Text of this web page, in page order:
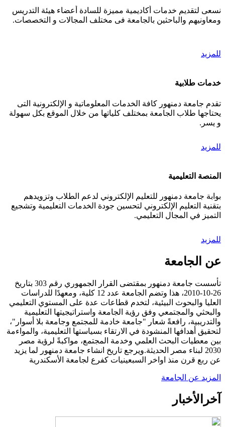
نسعى لتقديم خدمات أكاديمية مميزة للسادة أعضاء هيئة التدريس
ومعاونيهم والباحثين بالجامعة فى مختلف المجالات و التخصصات.
للمزيد
خدمات طلابية
تقدم جامعة دمنهور كافة الخدمات المعلوماتية و الإلكترونية التى
يحتاجها طلاب الجامعة بمختلف كلياتها من خلال الموقع بكل سهولة
و يسر.
للمزيد
المنصة التعليمية
بوابة جامعة دمنهور للتعليم الإلكتروني لدعم الطلاب وتزويدهم
بتقنية التعليم الإلكتروني لتحسين جودة الخدمات التعليمية وتشجيع
التميز في المجال التعليمي.
للمزيد
عن الجامعة
تأسست جامعة دمنهور بمقتضى القرار الجمهوري رقم 303 بتاريخ
26-10-2010، هذا وتضم الجامعة عدد 12 كلية، ومعهدًا للدراسات
العليا والبحوث البيئية، لتخدم قطاعات عدة على المستوي التعليمي
والبحثي والمجتمعي وفق رؤية الجامعة واستراتيجيتها التعليمية
والتدريبية، رافعةً شعار "جامعة خادمة للمجتمع وجامعة بلا أسوار"،
لتحقيق أهدافها المنشودة في الارتقاء بسياستها التعليمية، والمواءمة
بين معطيات البحث العلمي وخدمة المجتمع، مواكبةً لرؤية مصر
2030 لبناء مصر الحديثة.ويرجع تاريخ انشاء جامعة دمنهور لما يزيد
عن ربع قرن منذ اواخر السبعينيات كفرع لجامعة الأسكندرية
المزيد عن الجامعة
آخر الأخبار